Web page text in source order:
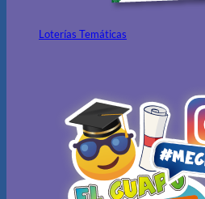
Loterías Temáticas